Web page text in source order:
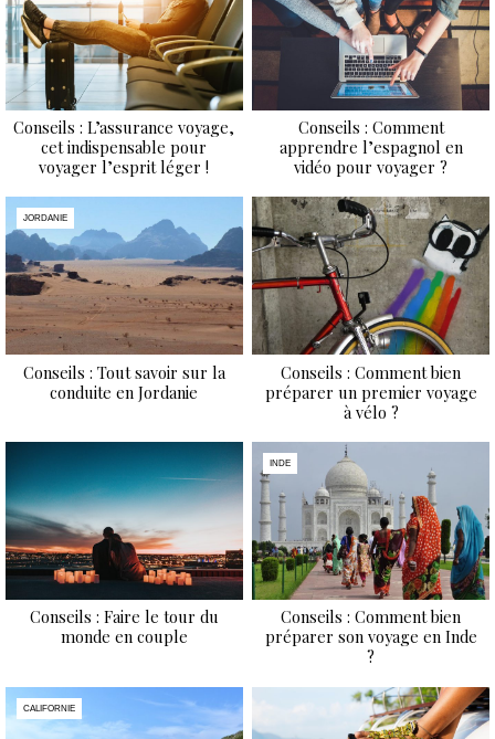
Conseils : L’assurance voyage,
cet indispensable pour
voyager l’esprit léger !
Conseils : Comment
apprendre l’espagnol en
vidéo pour voyager ?
JORDANIE
Conseils : Tout savoir sur la
conduite en Jordanie
Conseils : Comment bien
préparer un premier voyage
à vélo ?
Conseils : Faire le tour du
monde en couple
INDE
Conseils : Comment bien
préparer son voyage en Inde
?
CALIFORNIE